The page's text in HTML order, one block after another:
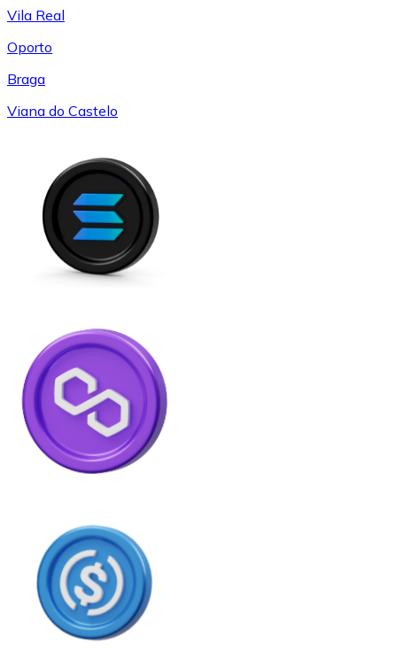
Vila Real
Oporto
Braga
Viana do Castelo